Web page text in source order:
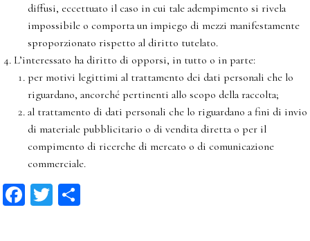
diffusi, eccettuato il caso in cui tale adempimento si rivela
impossibile o comporta un impiego di mezzi manifestamente
sproporzionato rispetto al diritto tutelato.
L’interessato ha diritto di opporsi, in tutto o in parte:
per motivi legittimi al trattamento dei dati personali che lo
riguardano, ancorché pertinenti allo scopo della raccolta;
al trattamento di dati personali che lo riguardano a fini di invio
di materiale pubblicitario o di vendita diretta o per il
compimento di ricerche di mercato o di comunicazione
commerciale.
Facebook
Twitter